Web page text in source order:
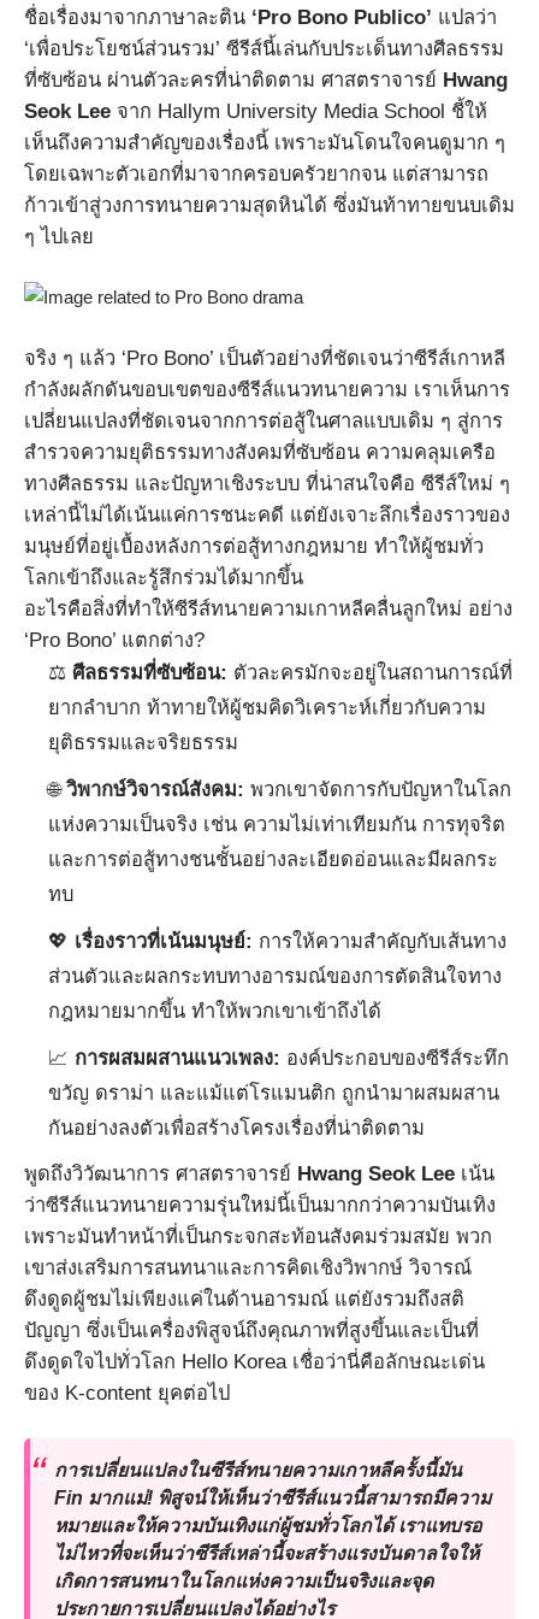
ชื่อเรื่องมาจากภาษาละติน ‘Pro Bono Publico’ แปลว่า
‘เพื่อประโยชน์ส่วนรวม’ ซีรีส์นี้เล่นกับประเด็นทางศีลธรรม
ที่ซับซ้อน ผ่านตัวละครที่น่าติดตาม ศาสตราจารย์ Hwang
Seok Lee จาก Hallym University Media School ชี้ให้
เห็นถึงความสำคัญของเรื่องนี้ เพราะมันโดนใจคนดูมาก ๆ
โดยเฉพาะตัวเอกที่มาจากครอบครัวยากจน แต่สามารถ
ก้าวเข้าสู่วงการทนายความสุดหินได้ ซึ่งมันท้าทายขนบเดิม
ๆ ไปเลย
จริง ๆ แล้ว ‘Pro Bono’ เป็นตัวอย่างที่ชัดเจนว่าซีรีส์เกาหลี
กำลังผลักดันขอบเขตของซีรีส์แนวทนายความ เราเห็นการ
เปลี่ยนแปลงที่ชัดเจนจากการต่อสู้ในศาลแบบเดิม ๆ สู่การ
สำรวจความยุติธรรมทางสังคมที่ซับซ้อน ความคลุมเครือ
ทางศีลธรรม และปัญหาเชิงระบบ ที่น่าสนใจคือ ซีรีส์ใหม่ ๆ
เหล่านี้ไม่ได้เน้นแค่การชนะคดี แต่ยังเจาะลึกเรื่องราวของ
มนุษย์ที่อยู่เบื้องหลังการต่อสู้ทางกฎหมาย ทำให้ผู้ชมทั่ว
โลกเข้าถึงและรู้สึกร่วมได้มากขึ้น
อะไรคือสิ่งที่ทำให้ซีรีส์ทนายความเกาหลีคลื่นลูกใหม่ อย่าง
‘Pro Bono’ แตกต่าง?
⚖️ ศีลธรรมที่ซับซ้อน: ตัวละครมักจะอยู่ในสถานการณ์ที่
ยากลำบาก ท้าทายให้ผู้ชมคิดวิเคราะห์เกี่ยวกับความ
ยุติธรรมและจริยธรรม
🌐วิพากษ์วิจารณ์สังคม: พวกเขาจัดการกับปัญหาในโลก
แห่งความเป็นจริง เช่น ความไม่เท่าเทียมกัน การทุจริต
และการต่อสู้ทางชนชั้นอย่างละเอียดอ่อนและมีผลกระ
ทบ
💖 เรื่องราวที่เน้นมนุษย์: การให้ความสำคัญกับเส้นทาง
ส่วนตัวและผลกระทบทางอารมณ์ของการตัดสินใจทาง
กฎหมายมากขึ้น ทำให้พวกเขาเข้าถึงได้
📈 การผสมผสานแนวเพลง: องค์ประกอบของซีรีส์ระทึก
ขวัญ ดราม่า และแม้แต่โรแมนติก ถูกนำมาผสมผสาน
กันอย่างลงตัวเพื่อสร้างโครงเรื่องที่น่าติดตาม
พูดถึงวิวัฒนาการ ศาสตราจารย์ Hwang Seok Lee เน้น
ว่าซีรีส์แนวทนายความรุ่นใหม่นี้เป็นมากกว่าความบันเทิง
เพราะมันทำหน้าที่เป็นกระจกสะท้อนสังคมร่วมสมัย พวก
เขาส่งเสริมการสนทนาและการคิดเชิงวิพากษ์ วิจารณ์
ดึงดูดผู้ชมไม่เพียงแค่ในด้านอารมณ์ แต่ยังรวมถึงสติ
ปัญญา ซึ่งเป็นเครื่องพิสูจน์ถึงคุณภาพที่สูงขึ้นและเป็นที่
ดึงดูดใจไปทั่วโลก Hello Korea เชื่อว่านี่คือลักษณะเด่น
ของ K-content ยุคต่อไป
การเปลี่ยนแปลงในซีรีส์ทนายความเกาหลีครั้งนี้มัน
Fin มากแม่! พิสูจน์ให้เห็นว่าซีรีส์แนวนี้สามารถมีความ
หมายและให้ความบันเทิงแก่ผู้ชมทั่วโลกได้ เราแทบรอ
ไม่ไหวที่จะเห็นว่าซีรีส์เหล่านี้จะสร้างแรงบันดาลใจให้
เกิดการสนทนาในโลกแห่งความเป็นจริงและจุด
ประกายการเปลี่ยนแปลงได้อย่างไร